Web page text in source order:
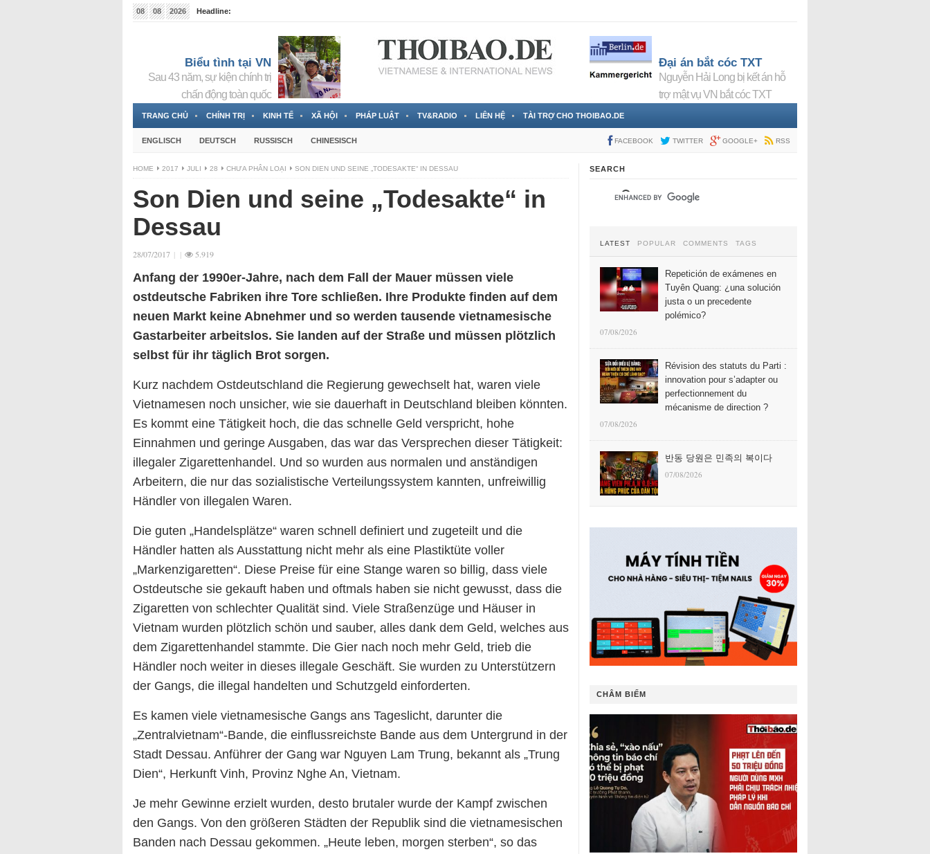
08 08 2026
Headline:
Biểu tình tại VN
Sau 43 năm, sự kiện chính trị
chấn động toàn quốc
Đại án bắt cóc TXT
Nguyễn Hải Long bị kết án hỗ
trợ mật vụ VN bắt cóc TXT
TRANG CHỦ CHÍNH TRỊ KINH TẾ XÃ HỘI PHÁP LUẬT TV&RADIO LIÊN HỆ TÀI TRỢ CHO THOIBAO.DE
ENGLISCH DEUTSCH RUSSISCH CHINESISCH FACEBOOK TWITTER GOOGLE+ RSS
HOME 2017 JULI 28 CHƯA PHÂN LOẠI SON DIEN UND SEINE „TODESAKTE“ IN DESSAU
Son Dien und seine „Todesakte“ in
Dessau
28/07/2017 | | 5.919
Anfang der 1990er-Jahre, nach dem Fall der Mauer müssen viele
ostdeutsche Fabriken ihre Tore schließen. Ihre Produkte finden auf dem
neuen Markt keine Abnehmer und so werden tausende vietnamesische
Gastarbeiter arbeitslos. Sie landen auf der Straße und müssen plötzlich
selbst für ihr täglich Brot sorgen.
Kurz nachdem Ostdeutschland die Regierung gewechselt hat, waren viele
Vietnamesen noch unsicher, wie sie dauerhaft in Deutschland bleiben könnten.
Es kommt eine Tätigkeit hoch, die das schnelle Geld verspricht, hohe
Einnahmen und geringe Ausgaben, das war das Versprechen dieser Tätigkeit:
illegaler Zigarettenhandel. Und so wurden aus normalen und anständigen
Arbeitern, die nur das sozialistische Verteilungssystem kannten, unfreiwillig
Händler von illegalen Waren.
Die guten „Handelsplätze“ waren schnell definiert und zugeteilt und die
Händler hatten als Ausstattung nicht mehr als eine Plastiktüte voller
„Markenzigaretten“. Diese Preise für eine Stange waren so billig, dass viele
Ostdeutsche sie gekauft haben und oftmals haben sie nicht gewusst, dass die
Zigaretten von schlechter Qualität sind. Viele Straßenzüge und Häuser in
Vietnam wurden plötzlich schön und sauber, alles dank dem Geld, welches aus
dem Zigarettenhandel stammte. Die Gier nach noch mehr Geld, trieb die
Händler noch weiter in dieses illegale Geschäft. Sie wurden zu Unterstützern
der Gangs, die illegal handelten und Schutzgeld einforderten.
Es kamen viele vietnamesische Gangs ans Tageslicht, darunter die
„Zentralvietnam“-Bande, die einflussreichste Bande aus dem Untergrund in der
Stadt Dessau. Anführer der Gang war Nguyen Lam Trung, bekannt als „Trung
Dien“, Herkunft Vinh, Provinz Nghe An, Vietnam.
Je mehr Gewinne erzielt wurden, desto brutaler wurde der Kampf zwischen
den Gangs. Von den größeren Städten der Republik sind die vietnamesischen
Banden nach Dessau gekommen. „Heute leben, morgen sterben“, so das
SEARCH
LATEST POPULAR COMMENTS TAGS
Repetición de exámenes en
Tuyên Quang: ¿una solución
justa o un precedente
polémico?
07/08/2026
Révision des statuts du Parti :
innovation pour s’adapter ou
perfectionnement du
mécanisme de direction ?
07/08/2026
반동 당원은 민족의 복이다
07/08/2026
CHÂM BIẾM